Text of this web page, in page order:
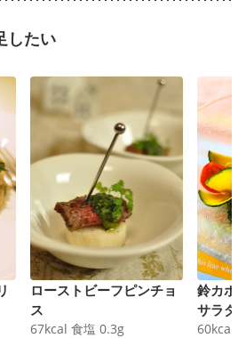
したい
ローストビーフピンチョ
ス
67kcal 食塩 0.3g
鈴カボ
サラダ
60kcal